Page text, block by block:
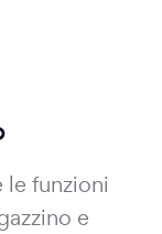
le funzioni
e